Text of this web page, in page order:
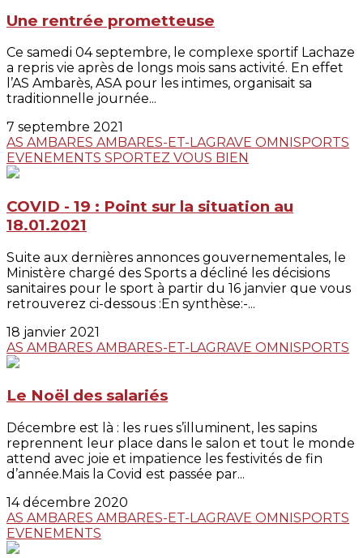
Une rentrée prometteuse
Ce samedi 04 septembre, le complexe sportif Lachaze
a repris vie après de longs mois sans activité. En effet
l’AS Ambarès, ASA pour les intimes, organisait sa
traditionnelle journée...
7 septembre 2021
AS AMBARES AMBARES-ET-LAGRAVE OMNISPORTS
EVENEMENTS SPORTEZ VOUS BIEN
COVID - 19 : Point sur la situation au
18.01.2021
Suite aux dernières annonces gouvernementales, le
Ministère chargé des Sports a décliné les décisions
sanitaires pour le sport à partir du 16 janvier que vous
retrouverez ci-dessous :En synthèse:-...
18 janvier 2021
AS AMBARES AMBARES-ET-LAGRAVE OMNISPORTS
Le Noël des salariés
Décembre est là : les rues s’illuminent, les sapins
reprennent leur place dans le salon et tout le monde
attend avec joie et impatience les festivités de fin
d’année.Mais la Covid est passée par...
14 décembre 2020
AS AMBARES AMBARES-ET-LAGRAVE OMNISPORTS
EVENEMENTS